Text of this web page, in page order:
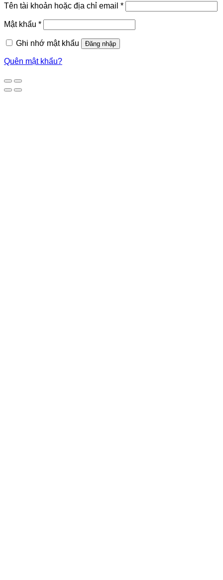
Tên tài khoản hoặc địa chỉ email *
Mật khẩu *
Ghi nhớ mật khẩu Đăng nhập
Quên mật khẩu?